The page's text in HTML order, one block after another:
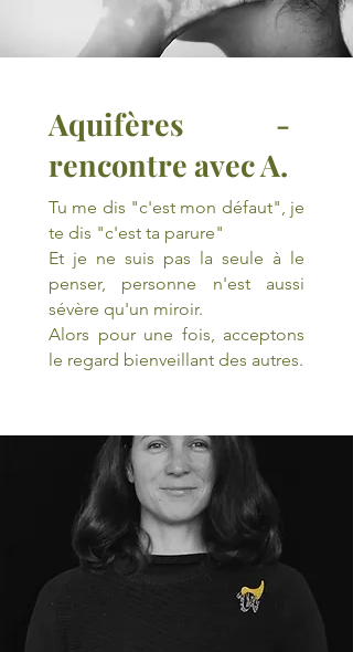
Aquifères -
rencontre avec A.
Tu me dis "c'est mon défaut", je
te dis "c'est ta parure"
Et je ne suis pas la seule à le
penser, personne n'est aussi
sévère qu'un miroir.
Alors pour une fois, acceptons
le regard bienveillant des autres.